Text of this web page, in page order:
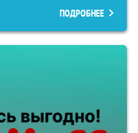
ПОДРОБНЕЕ